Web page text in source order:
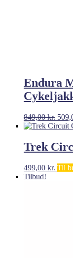
Endura
849,00kr. Den
var:
Trek
499,00 kr. Til
Tilbud!